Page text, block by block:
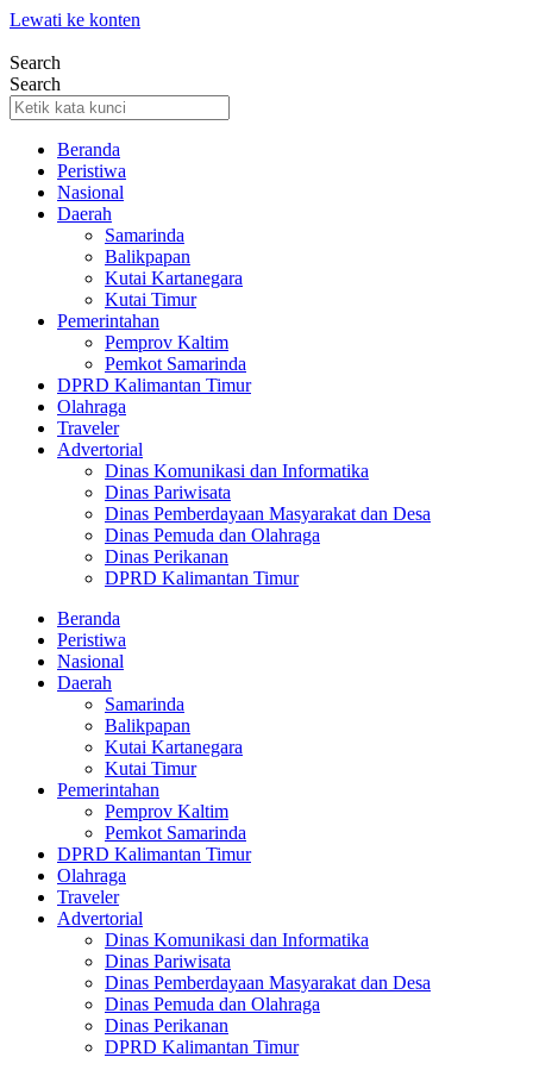
Lewati ke konten
Search
Search
Beranda
Peristiwa
Nasional
Daerah
Samarinda
Balikpapan
Kutai Kartanegara
Kutai Timur
Pemerintahan
Pemprov Kaltim
Pemkot Samarinda
DPRD Kalimantan Timur
Olahraga
Traveler
Advertorial
Dinas Komunikasi dan Informatika
Dinas Pariwisata
Dinas Pemberdayaan Masyarakat dan Desa
Dinas Pemuda dan Olahraga
Dinas Perikanan
DPRD Kalimantan Timur
Beranda
Peristiwa
Nasional
Daerah
Samarinda
Balikpapan
Kutai Kartanegara
Kutai Timur
Pemerintahan
Pemprov Kaltim
Pemkot Samarinda
DPRD Kalimantan Timur
Olahraga
Traveler
Advertorial
Dinas Komunikasi dan Informatika
Dinas Pariwisata
Dinas Pemberdayaan Masyarakat dan Desa
Dinas Pemuda dan Olahraga
Dinas Perikanan
DPRD Kalimantan Timur